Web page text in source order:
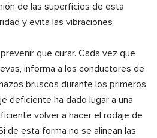
de las superficies de esta
y evita las vibraciones
que curar. Cada vez que
informa a los conductores de
bruscos durante los primeros
deficiente ha dado lugar a una
volver a hacer el rodaje de
de esta forma no se alinean las